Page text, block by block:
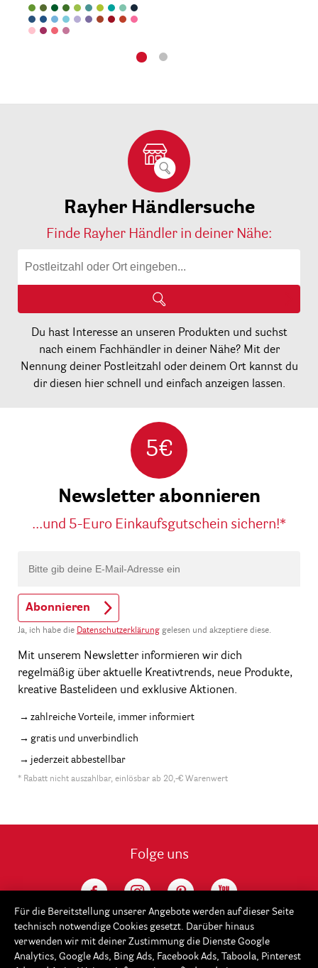
Rayher Händlersuche
Finde Rayher Händler in deiner Nähe:
Du hast Interesse an unseren Produkten und suchst
nach einem Fachhändler in deiner Nähe? Mit der
Nennung deiner Postleitzahl oder deinem Ort kannst du
dir diesen hier schnell und einfach anzeigen lassen.
5€
Newsletter abonnieren
...und 5-Euro Einkaufsgutschein sichern!*
Abonnieren
Ja, ich habe die Datenschutzerklärung gelesen und akzeptiere diese.
Mit unserem Newsletter informieren wir dich
regelmäßig über aktuelle Kreativtrends, neue Produkte,
kreative Bastelideen und exklusive Aktionen.
zahlreiche Vorteile, immer informiert
gratis und unverbindlich
jederzeit abbestellbar
* Rabatt nicht auszahlbar, einlösbar ab 20,-€ Warenwert
Folge uns
Für die Bereitstellung unserer Angebote werden auf dieser Seite
technisch notwendige Cookies gesetzt. Darüber hinaus
verwenden wir mit deiner Zustimmung die Dienste Google
Analytics, Google Ads, Bing Ads, Facebook Ads, Taboola, Pinterest